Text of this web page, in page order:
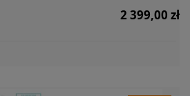
2 399,00 zł